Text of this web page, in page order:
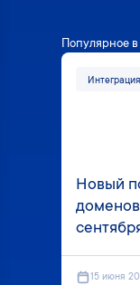
Популярное в
Интеграция
Новый
15 июня